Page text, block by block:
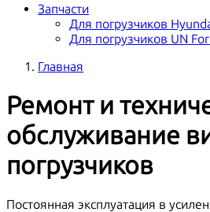
Запчасти
Для погрузчиков
Для погрузчиков UN
Главная
Ремонт и
обслуживание
погрузчиков
Постоянная эксплуатация в